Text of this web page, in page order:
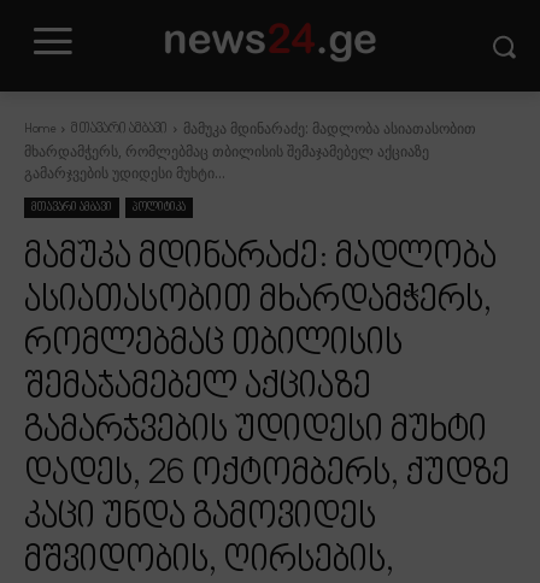
Home მთავარი ამბავი
მამუკა მდინარაძე: მადლობა ასიათასობით
მხარდამჭერს, რომლებმაც თბილისის შემაჯამებელ აქციაზე
გამარჯვების უდიდესი მუხტი...
მთავარი ამბავი პოლიტიკა
მამუკა მდინარაძე: მადლობა
ასიათასობით მხარდამჭერს,
რომლებმაც თბილისის
შემაჯამებელ აქციაზე
გამარჯვების უდიდესი მუხტი
დადეს, 26 ოქტომბერს, ქუდზე
კაცი უნდა გამოვიდეს
მშვიდობის, ღირსების,